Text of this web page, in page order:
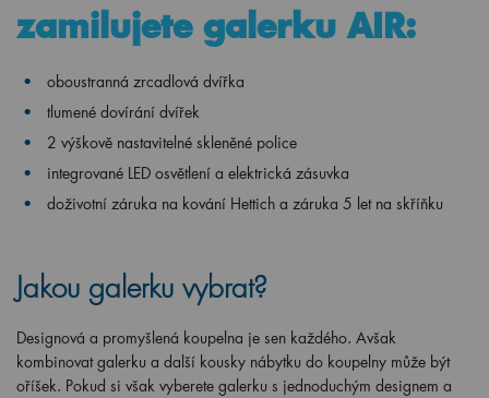
zamilujete galerku AIR:
oboustranná zrcadlová dvířka
tlumené dovírání dvířek
2 výškově nastavitelné skleněné police
integrované LED osvětlení a elektrická zásuvka
doživotní záruka na kování Hettich a záruka 5 let na skříňku
Jakou galerku vybrat?
Designová a promyšlená koupelna je sen každého. Avšak
kombinovat galerku a další kousky nábytku do koupelny může být
oříšek. Pokud si však vyberete galerku s jednoduchým designem a